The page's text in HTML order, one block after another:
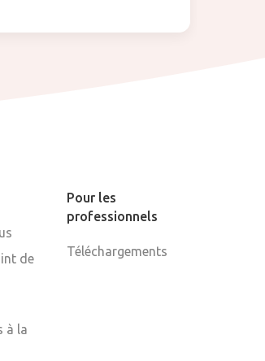
de
à la
Pour les
professionnels
Téléchargements